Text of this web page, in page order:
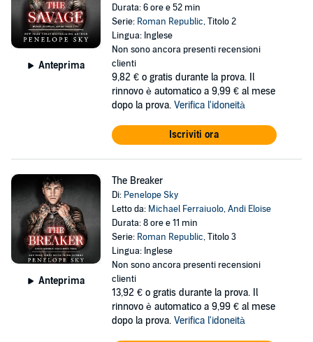
Anteprima
Durata: 6 ore e 52 min
Serie: Roman Republic, Titolo 2
Lingua: Inglese
Non sono ancora presenti recensioni
clienti
9,82 € o gratis durante la prova. Il
rinnovo è automatico a 9,99 € al mese
dopo la prova. Verifica l'idoneità
Iscriviti ora
Anteprima
The Breaker
Di: Penelope Sky
Letto da: Michael Ferraiuolo,Andi Eloise
Durata: 8 ore e 11 min
Serie: Roman Republic, Titolo 3
Lingua: Inglese
Non sono ancora presenti recensioni
clienti
13,92 € o gratis durante la prova. Il
rinnovo è automatico a 9,99 € al mese
dopo la prova. Verifica l'idoneità